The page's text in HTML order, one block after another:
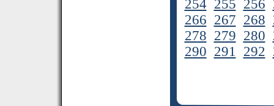
254 255 256
266 267 268
278 279 280
290 291 292